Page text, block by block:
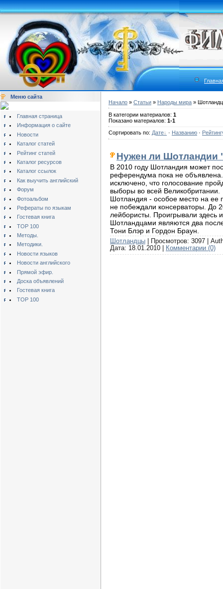
Меню сайта
Главная страница
Информация о сайте
Новости
Каталог статей
Рейтинг статей
Каталог ресурсов
Каталог ссылок
Как выучить английский
Форум
Фотоальбом
Рефераты по языкам
Гостевая книга
TOP 100
Методы.
Методики.
Новости языков
Новости английского
Прямой эфир.
Доска объявлений
Гостевая книга
TOP 100
Начало » Статьи » Народы мира »
В категории материалов: 1
Показано материалов: 1-1
Сортировать по: Дате · Названию ·
Нужен ли Шотландии
В 2010 году Шотландия может
референдума пока не
исключено, что голосование
выборы во всей Великобритании.
Шотландия - особое место на ее
не побеждали консерваторы. До
лейбористы. Проигрывали здесь
Шотландцами являются два
Тони Блэр и Гордон Браун.
Шотландцы | Просмотров: 3097 |
Дата: 18.01.2010 Комментарии (0)